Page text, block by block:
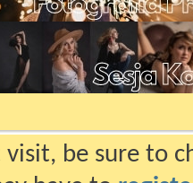
visit, be sure to